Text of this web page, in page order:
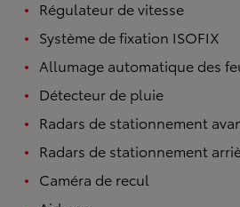
Régulateur de vitesse
Système de fixation ISOFIX
Allumage automatique des
Détecteur de pluie
Radars de stationnement
Radars de stationnement
Caméra de recul